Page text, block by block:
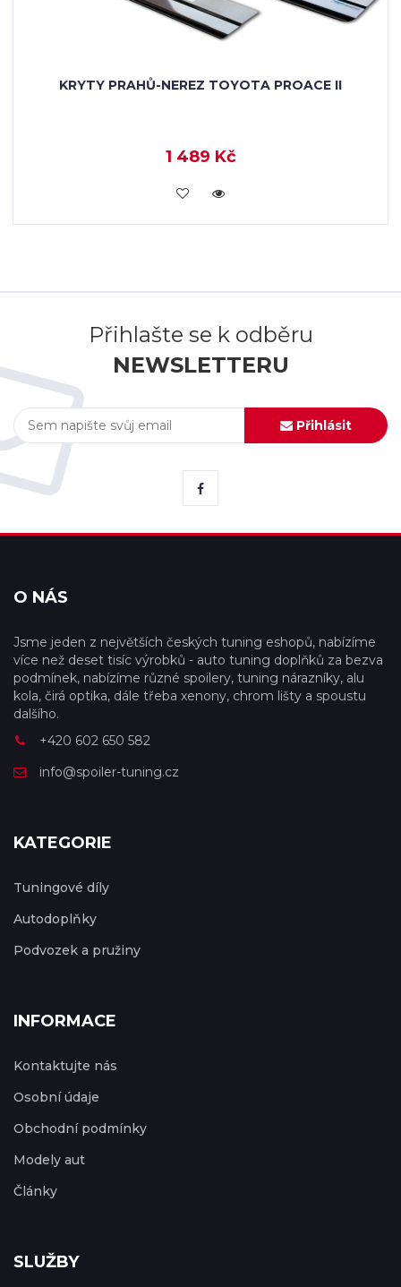
KRYTY PRAHŮ-NEREZ TOYOTA PROACE II
1 489 Kč
KOUPIT
Přihlašte se k odběru
NEWSLETTERU
Přihlásit
O NÁS
Jsme jeden z největších českých tuning eshopů, nabízíme
více než deset tisíc výrobků - auto tuning doplňků za bezva
podmínek, nabízíme různé spoilery, tuning nárazníky, alu
kola, čirá optika, dále třeba xenony, chrom lišty a spoustu
dalšího.
+420 602 650 582
info@spoiler-tuning.cz
KATEGORIE
Tuningové díly
Autodoplňky
Podvozek a pružiny
INFORMACE
Kontaktujte nás
Osobní údaje
Obchodní podmínky
Modely aut
Články
SLUŽBY